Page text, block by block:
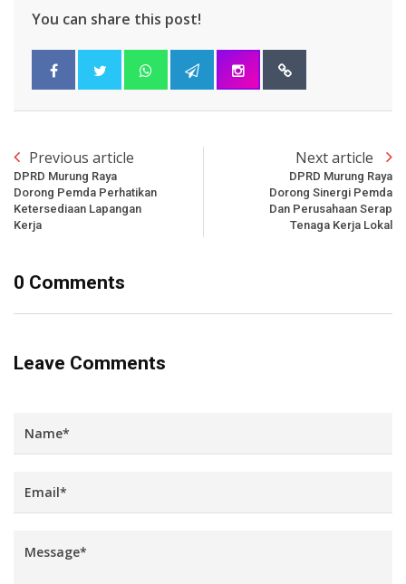
You can share this post!
Previous article
DPRD Murung Raya
Dorong Pemda Perhatikan
Ketersediaan Lapangan
Kerja
Next article
DPRD Murung Raya
Dorong Sinergi Pemda
Dan Perusahaan Serap
Tenaga Kerja Lokal
0 Comments
Leave Comments